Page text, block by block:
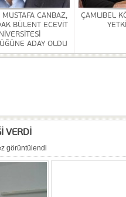
BÜLENT ECEVİT
MUSTAFA CANBAZ,
BÜLENT ECEVİT
ADAY OLDU
ÇAMLIBEL
VERDİ
görüntülendi